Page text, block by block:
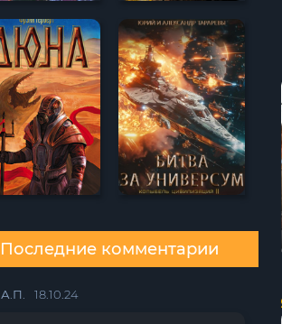
Последние комментарии
А.П. 18.10.24